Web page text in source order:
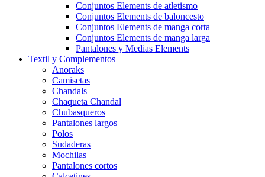
Conjuntos Elements de atletismo
Conjuntos Elements de baloncesto
Conjuntos Elements de manga corta
Conjuntos Elements de manga larga
Pantalones y Medias Elements
Textil y Complementos
Anoraks
Camisetas
Chandals
Chaqueta Chandal
Chubasqueros
Pantalones largos
Polos
Sudaderas
Mochilas
Pantalones cortos